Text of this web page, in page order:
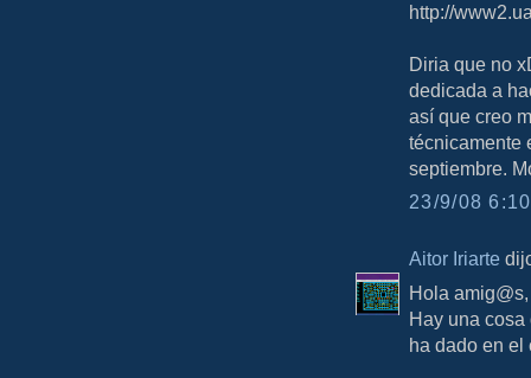
http://
Diria que no
dedicada a
así que creo
técnicamente
septiembre.
23/9/08
Aitor Iriarte
Hola amig@s,
Hay una
ha dado en el